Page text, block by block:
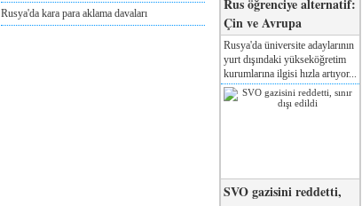
Rusya'da kara para aklama davaları
Rus öğrenciye alternatif:
Çin ve Avrupa
Rusya'da üniversite adaylarının
yurt dışındaki yükseköğretim
kurumlarına ilgisi hızla artıyor...
SVO gazisini reddetti,